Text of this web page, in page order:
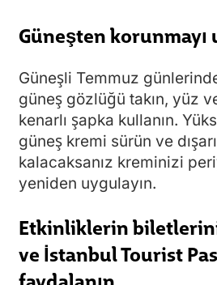
Güneşten korunmayı
Güneşli Temmuz
güneş gözlüğü takın, yüz
kenarlı şapka kullanın.
güneş kremi sürün ve
kalacaksanız kreminizi
yeniden uygulayın.
Etkinliklerin
ve İstanbul Tourist